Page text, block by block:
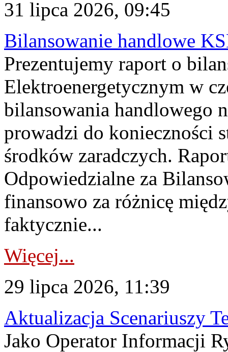
31 lipca 2026, 09:45
Bilansowanie handlowe
Prezentujemy raport o
Elektroenergetycznym w
bilansowania handlowego
prowadzi do konieczności
środków zaradczych.
Odpowiedzialne za
finansowo za różnicę
faktycznie...
Więcej...
29 lipca 2026, 11:39
Aktualizacja Scenariuszy
Jako Operator Informacji